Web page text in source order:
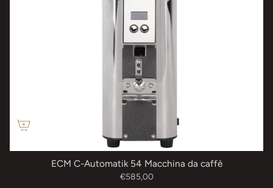
ECM C-Automatik 54 Macchina da caffè
€585,00